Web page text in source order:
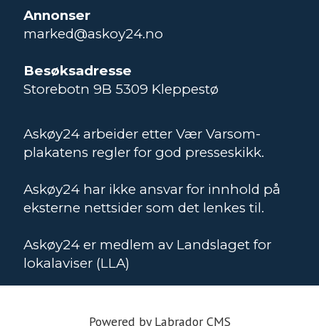
Annonser
marked@askoy24.no
Besøksadresse
Storebotn 9B 5309 Kleppestø
Askøy24 arbeider etter Vær Varsom-
plakatens regler for god presseskikk.
Askøy24 har ikke ansvar for innhold på
eksterne nettsider som det lenkes til.
Askøy24 er medlem av Landslaget for
lokalaviser (LLA)
Powered by Labrador CMS